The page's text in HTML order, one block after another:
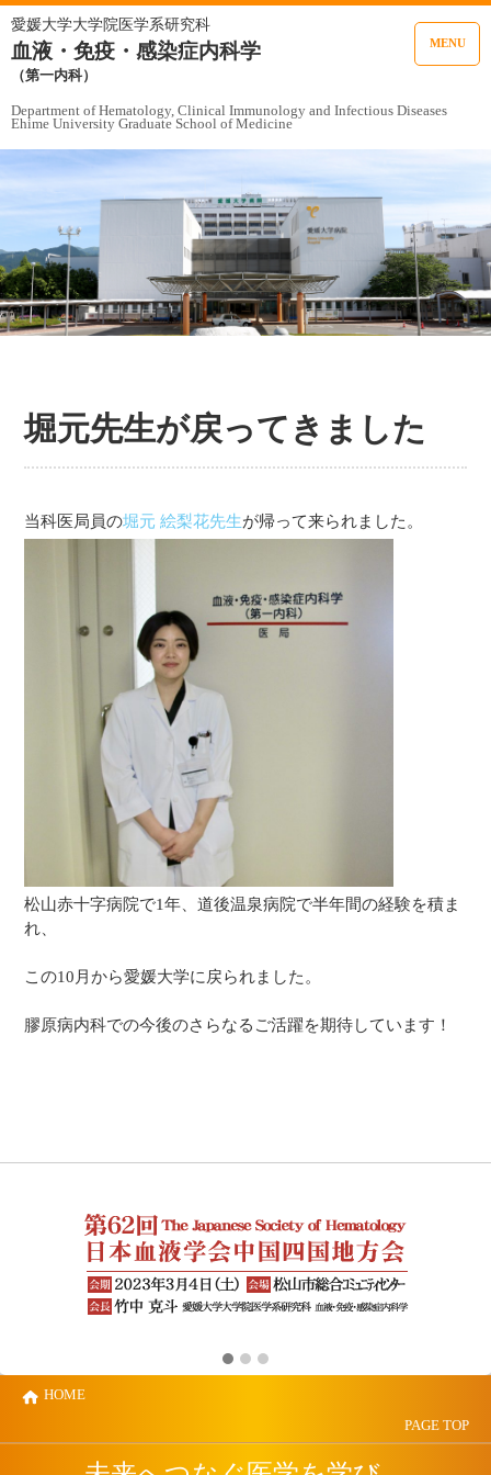
愛媛大学大学院医学系研究科
血液・免疫・感染症内科学
（第一内科）
Department of Hematology, Clinical Immunology and Infectious Diseases
Ehime University Graduate School of Medicine
MENU
堀元先生が戻ってきました
当科医局員の堀元 絵梨花先生が帰って来られました。
松山赤十字病院で1年、道後温泉病院で半年間の経験を積ま
れ、
この10月から愛媛大学に戻られました。
膠原病内科での今後のさらなるご活躍を期待しています！
HOME
PAGE TOP